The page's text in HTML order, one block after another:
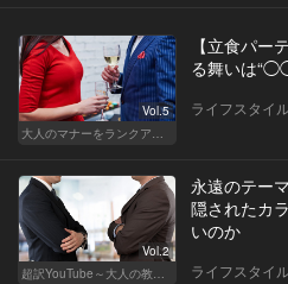
Vol.5
大人のマナーをランクアップせよ
【立食パー
る舞いは
ライフスタイ
Vol.2
超訳YouTube～大人の教養講座～
永遠のテー
隠されたカ
いのか
ライフスタイ